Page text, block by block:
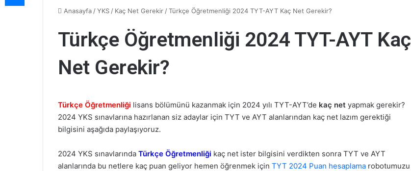
Anasayfa /YKS / Kaç Net Gerekir /Türkçe Öğretmenliği 2024 TYT-AYT Kaç Net Gerekir?
Türkçe Öğretmenliği 2024 TYT-AYT Kaç
Net Gerekir?
Türkçe Öğretmenliği lisans bölümünü kazanmak için 2024 yılı TYT-AYT’de kaç net yapmak gerekir?
2024 YKS sınavlarına hazırlanan siz adaylar için TYT ve AYT alanlarından kaç net lazım gerektiği
bilgisini aşağıda paylaşıyoruz.
2024 YKS sınavlarında Türkçe Öğretmenliği kaç net ister bilgisini verdikten sonra TYT ve AYT
alanlarında bu netlere kaç puan geliyor hemen öğrenmek için TYT 2024 Puan hesaplama robotumuzu